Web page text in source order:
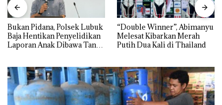
Bukan Pidana, Polsek Lubuk
Baja Hentikan Penyelidikan
Laporan Anak Dibawa Tanpa
“Double Winner”, Abimanyu
Melesat Kibarkan Merah
Putih Dua Kali di Thailand